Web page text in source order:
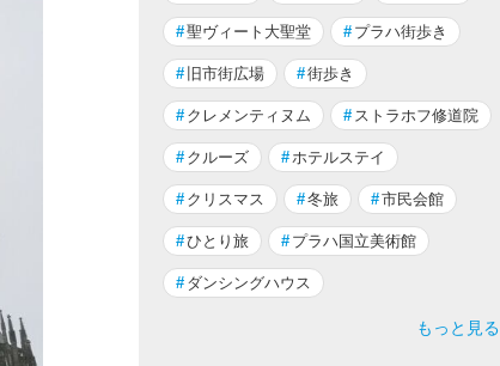
#聖ヴィート大聖堂 # プラハ街歩き
# 旧市街広場 #街歩き
# クレメンティヌム # ストラホフ修道院
# クルーズ #ホテルステイ
# クリスマス #冬旅 #市民会館
#ひとり旅 # プラハ国立美術館
# ダンシングハウス
もっと見る